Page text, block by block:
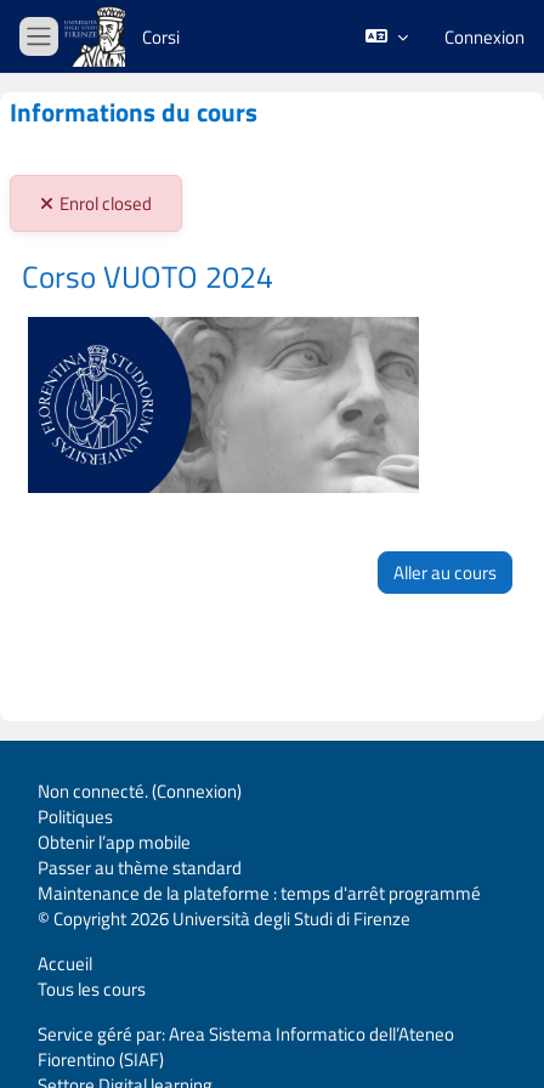
Passer au contenu principal
Panneau latéral
Corsi Connexion
Informations du cours
Stato iscrizioni:
Enrol closed
Corso VUOTO 2024
Aller au cours
Non connecté. (Connexion)
Politiques
Obtenir l’app mobile
Passer au thème standard
Maintenance de la plateforme : temps d'arrêt programmé
© Copyright 2026 Università degli Studi di Firenze
Accueil
Tous les cours
Service géré par: Area Sistema Informatico dell’Ateneo
Fiorentino (SIAF)